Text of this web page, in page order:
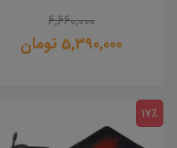
6,660,000
5,390,000 تومان
17٪